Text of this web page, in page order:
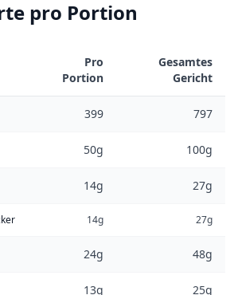
pro Portion
Pro
Portion
Gesamtes
Gericht
399 797
50g 100g
14g 27g
14g 27g
24g 48g
13g 25g